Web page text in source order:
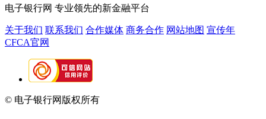
电子银行网 专业领先的新金融平台
关于我们 联系我们 合作媒体 商务合作 网站地图 宣传年
CFCA官网
© 电子银行网版权所有